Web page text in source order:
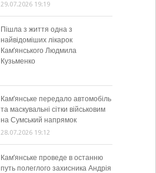
29.07.2026 19:19
Пішла з життя одна з
найвідоміших лікарок
Кам’янського Людмила
Кузьменко
Кам’янське передало автомобіль
та маскувальні сітки військовим
на Сумський напрямок
28.07.2026 19:12
Кам’янське проведе в останню
путь полеглого захисника Андрія